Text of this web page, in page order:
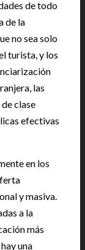
de todo
de la
no sea solo
turista, y los
las
clase
efectivas
en los
y masiva.
a la
más
una